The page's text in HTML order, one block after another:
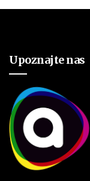
Upoznajte nas